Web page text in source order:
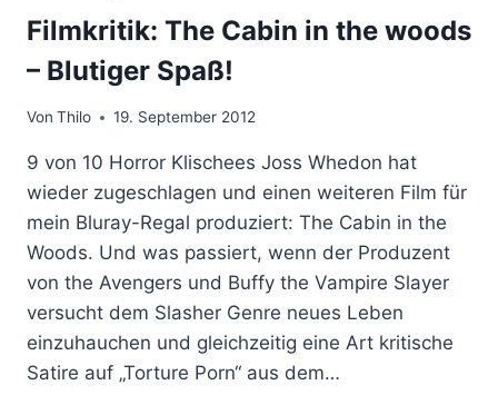
Filmkritik: The Cabin in the woods
– Blutiger Spaß!
Von Thilo 19. September 2012
9 von 10 Horror Klischees Joss Whedon hat
wieder zugeschlagen und einen weiteren Film für
mein Bluray-Regal produziert: The Cabin in the
Woods. Und was passiert, wenn der Produzent
von the Avengers und Buffy the Vampire Slayer
versucht dem Slasher Genre neues Leben
einzuhauchen und gleichzeitig eine Art kritische
Satire auf „Torture Porn“ aus dem…